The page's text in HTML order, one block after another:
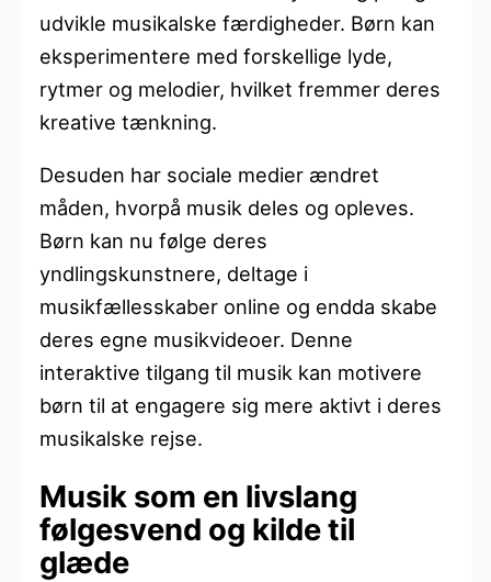
udvikle musikalske færdigheder. Børn kan
eksperimentere med forskellige lyde,
rytmer og melodier, hvilket fremmer deres
kreative tænkning.
Desuden har sociale medier ændret
måden, hvorpå musik deles og opleves.
Børn kan nu følge deres
yndlingskunstnere, deltage i
musikfællesskaber online og endda skabe
deres egne musikvideoer. Denne
interaktive tilgang til musik kan motivere
børn til at engagere sig mere aktivt i deres
musikalske rejse.
Musik som en livslang
følgesvend og kilde til
glæde